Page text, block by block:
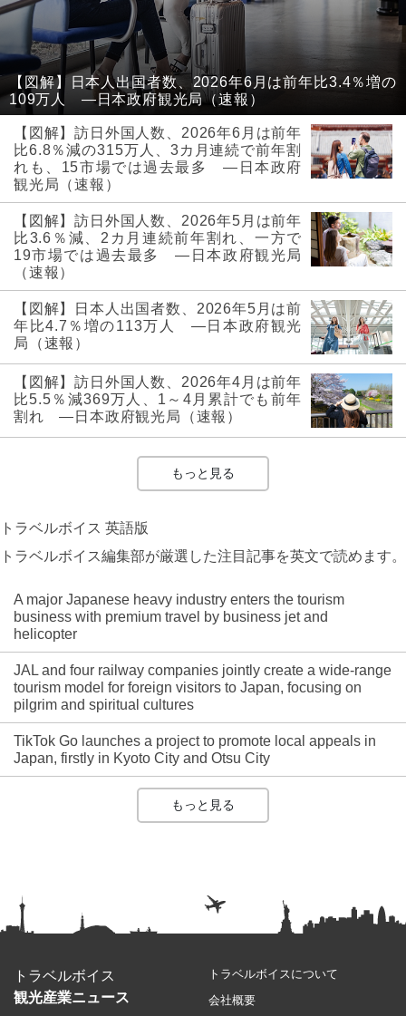
【図解】日本人出国者数、2026年6月は前年比3.4％増の
109万人 ―日本政府観光局（速報）
【図解】訪日外国人数、2026年6月は前年
比6.8％減の315万人、3カ月連続で前年割
れも、15市場では過去最多 ―日本政府
観光局（速報）
【図解】訪日外国人数、2026年5月は前年
比3.6％減、2カ月連続前年割れ、一方で
19市場では過去最多 ―日本政府観光局
（速報）
【図解】日本人出国者数、2026年5月は前
年比4.7％増の113万人 ―日本政府観光
局（速報）
【図解】訪日外国人数、2026年4月は前年
比5.5％減369万人、1～4月累計でも前年
割れ ―日本政府観光局（速報）
もっと見る
トラベルボイス 英語版
トラベルボイス編集部が厳選した注目記事を英文で読めます。
A major Japanese heavy industry enters the tourism
business with premium travel by business jet and
helicopter
JAL and four railway companies jointly create a wide-range
tourism model for foreign visitors to Japan, focusing on
pilgrim and spiritual cultures
TikTok Go launches a project to promote local appeals in
Japan, firstly in Kyoto City and Otsu City
もっと見る
トラベルボイス
観光産業ニュース
トラベルボイスについて
会社概要